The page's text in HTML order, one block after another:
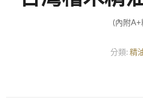
(內附A+
分類:精